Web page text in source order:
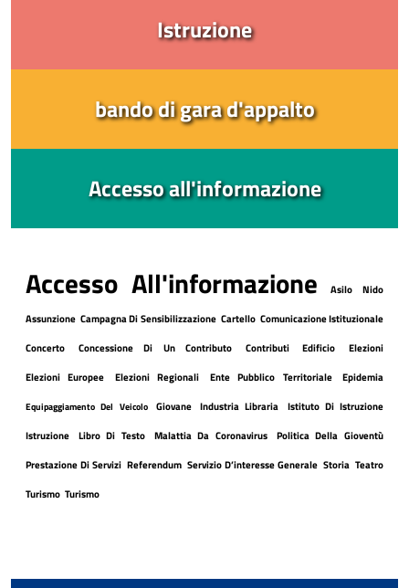
Istruzione
bando di gara d'appalto
Accesso all'informazione
Accesso All'informazione
Asilo Nido
Assunzione Campagna Di Sensibilizzazione Cartello Comunicazione Istituzionale
Concerto
Concessione Di Un Contributo Contributi Edificio
Elezioni
Elezioni Europee
Elezioni Regionali Ente Pubblico Territoriale Epidemia
Equipaggiamento Del Veicolo Giovane Industria Libraria
Istituto Di Istruzione
Istruzione
Libro Di Testo Malattia Da Coronavirus
Politica Della Gioventù
Prestazione Di Servizi Referendum Servizio D’interesse Generale Storia Teatro
Turismo Turismo